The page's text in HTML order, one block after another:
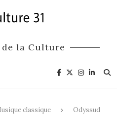
la Culture
classique
Odyssud